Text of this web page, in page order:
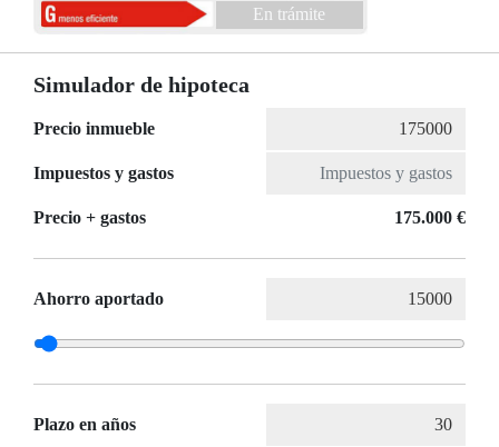
En trámite
Simulador de hipoteca
Precio inmueble
Impuestos y gastos
Precio + gastos 175.000 €
Ahorro aportado
Plazo en años